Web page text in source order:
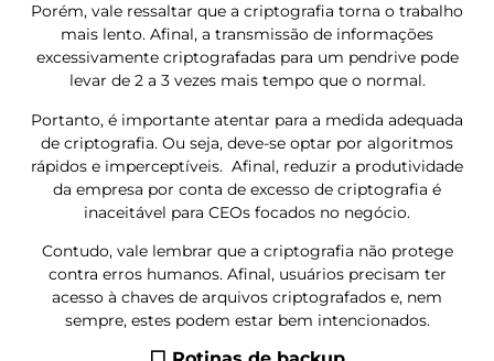
Porém, vale ressaltar que a criptografia torna o trabalho
mais lento. Afinal, a transmissão de informações
excessivamente criptografadas para um pendrive pode
levar de 2 a 3 vezes mais tempo que o normal.
Portanto, é importante atentar para a medida adequada
de criptografia. Ou seja, deve-se optar por algoritmos
rápidos e imperceptíveis. Afinal, reduzir a produtividade
da empresa por conta de excesso de criptografia é
inaceitável para CEOs focados no negócio.
Contudo, vale lembrar que a criptografia não protege
contra erros humanos. Afinal, usuários precisam ter
acesso à chaves de arquivos criptografados e, nem
sempre, estes podem estar bem intencionados.